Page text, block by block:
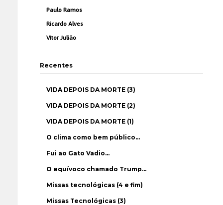
Paulo Ramos
Ricardo Alves
Vítor Julião
Recentes
VIDA DEPOIS DA MORTE (3)
VIDA DEPOIS DA MORTE (2)
VIDA DEPOIS DA MORTE (1)
O clima como bem público…
Fui ao Gato Vadio…
O equívoco chamado Trump…
Missas tecnológicas (4 e fim)
Missas Tecnológicas (3)